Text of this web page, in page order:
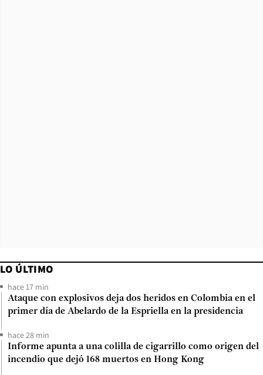
LO ÚLTIMO
hace 17 min
Ataque con explosivos deja dos heridos en Colombia en el
primer día de Abelardo de la Espriella en la presidencia
hace 28 min
Informe apunta a una colilla de cigarrillo como origen del
incendio que dejó 168 muertos en Hong Kong